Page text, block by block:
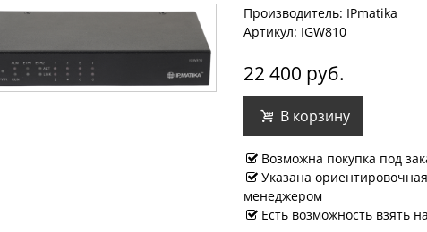
Производитель: IPmatika
Артикул: IGW810
22 400 руб.
В корзину
Возможна покупка под
Указана
менеджером
Есть возможность взять